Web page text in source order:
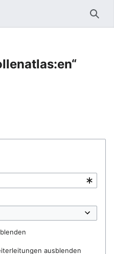
ausblenden